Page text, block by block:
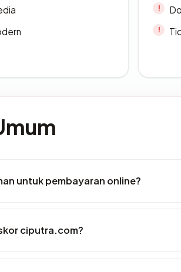
untuk pembayaran online?
ciputra.com?